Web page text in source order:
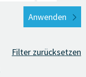
Filter zurücksetzen